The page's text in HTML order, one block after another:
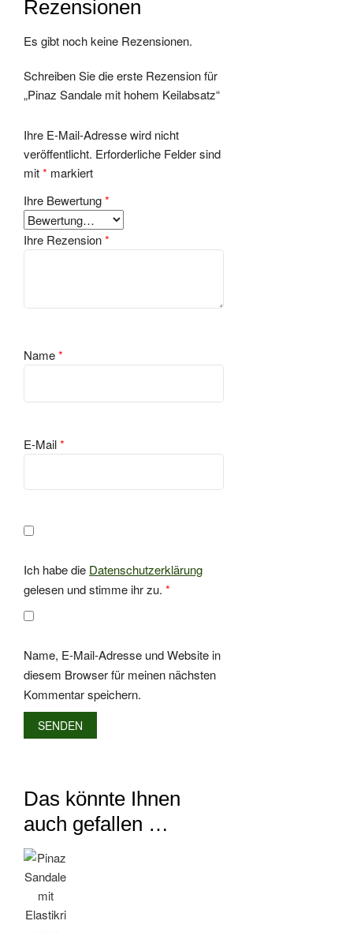
Rezensionen
Es gibt noch keine Rezensionen.
Schreiben Sie die erste Rezension für
„Pinaz Sandale mit hohem Keilabsatz“
Ihre E-Mail-Adresse wird nicht
veröffentlicht. Erforderliche Felder sind
mit* markiert
Ihre Bewertung*
Ihre Rezension*
Name*
E-Mail*
Ich habe die Datenschutzerklärung
gelesen und stimme ihr zu. *
Name, E-Mail-Adresse und Website in
diesem Browser für meinen nächsten
Kommentar speichern.
Das könnte Ihnen
auch gefallen …